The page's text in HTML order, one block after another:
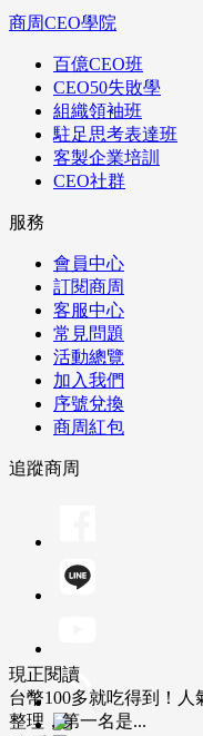
商周CEO學院
百億CEO班
CEO50失敗學
組織領袖班
駐足思考表達班
客製企業培訓
CEO社群
服務
會員中心
訂閱商周
客服中心
常見問題
活動總覽
加入我們
序號兌換
商周紅包
追蹤商周
現正閱讀
台幣100多就吃得到！
整理，第一名是...